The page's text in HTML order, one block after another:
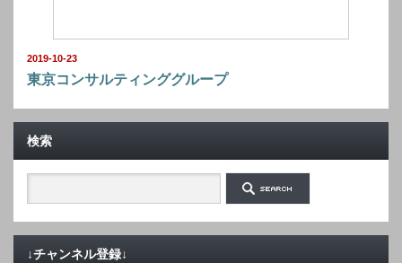
2019-10-23
東京コンサルティンググループ
検索
↓チャンネル登録↓